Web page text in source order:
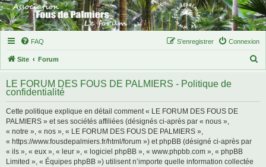
FAQ Connexion
S’enregistrer
Site Forum
h
LE FORUM DES FOUS DE PALMIERS - Politique de
confidentialité
Cette politique explique en détail comment « LE FORUM DES FOUS DE
PALMIERS » et ses sociétés affiliées (désignés ci-après par « nous »,
« notre », « nos », « LE FORUM DES FOUS DE PALMIERS »,
« https://www.fousdepalmiers.fr/html/forum ») et phpBB (désigné ci-après par
« ils », « eux », « leur », « logiciel phpBB », « www.phpbb.com », « phpBB
Limited », « Équipes phpBB ») utilisent n’importe quelle information collectée